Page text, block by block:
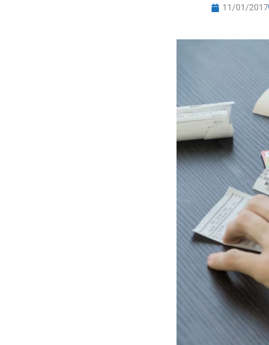
11/01/2017